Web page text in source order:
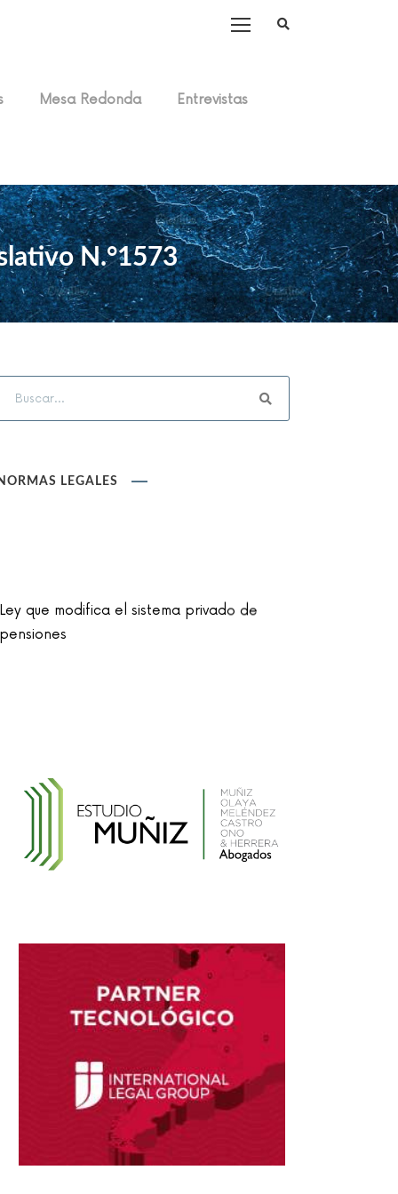
Mesa Redonda Entrevistas
N.°1573
LEGALES
Ley que modifica el sistema privado de
pensiones
Reglamento de la Ley N° 30024, que crea
el Registro Nacional de Historias Clínicas
Ley que protege a la madre trabajadora
contra el despido arbitrario
Ley que modifica el TUO de la Ley del
Sistema Privado de AFPs